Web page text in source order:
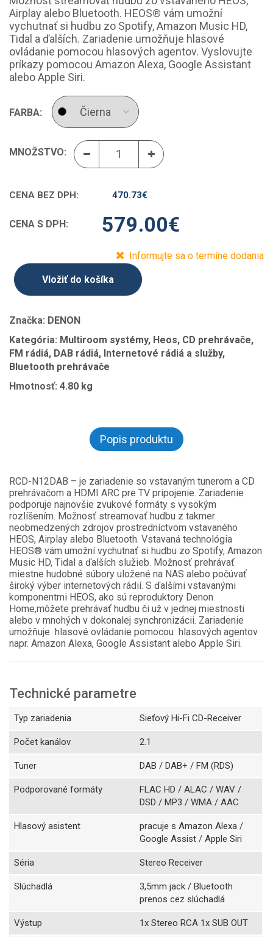
Airplay alebo Bluetooth. HEOS® vám umožní
vychutnať si hudbu zo Spotify, Amazon Music HD,
Tidal a ďalších. Zariadenie umožňuje hlasové
ovládanie pomocou hlasových agentov. Vyslovujte
príkazy pomocou Amazon Alexa, Google Assistant
alebo Apple Siri.
FARBA:
MNOŽSTVO:
CENA BEZ DPH: 470.73€
CENA S DPH: 579.00€
Informujte sa o termíne dodania
Vložiť do košíka
Značka: DENON
Kategória: Multiroom systémy, Heos, CD prehrávače,
FM rádiá, DAB rádiá, Internetové rádiá a služby,
Bluetooth prehrávače
Hmotnosť: 4.80 kg
Popis produktu
RCD-N12DAB – je zariadenie so vstavaným tunerom a CD
prehrávačom a HDMI ARC pre TV pripojenie. Zariadenie
podporuje najnovšie zvukové formáty s vysokým
rozlíšením. Možnosť streamovať hudbu z takmer
neobmedzených zdrojov prostredníctvom vstavaného
HEOS, Airplay alebo Bluetooth. Vstavaná technológia
HEOS® vám umožní vychutnať si hudbu zo Spotify, Amazon
Music HD, Tidal a ďalších služieb. Možnosť prehrávať
miestne hudobné súbory uložené na NAS alebo počúvať
široký výber internetových rádií. S ďalšími vstavanými
komponentmi HEOS, ako sú reproduktory Denon
Home,môžete prehrávať hudbu či už v jednej miestnosti
alebo v mnohých v dokonalej synchronizácii. Zariadenie
umožňuje hlasové ovládanie pomocou hlasových agentov
napr. Amazon Alexa, Google Assistant alebo Apple Siri.
Technické parametre
Typ zariadenia Sieťový Hi-Fi CD-Receiver
Počet kanálov 2.1
Tuner DAB / DAB+ / FM (RDS)
Podporované formáty
FLAC HD / ALAC / WAV /
DSD / MP3 / WMA / AAC
Hlasový asistent
pracuje s Amazon Alexa /
Google Assist / Apple Siri
Séria Stereo Receiver
Slúchadlá
3,5mm jack / Bluetooth
prenos cez slúchadlá
Výstup 1x Stereo RCA 1x SUB OUT